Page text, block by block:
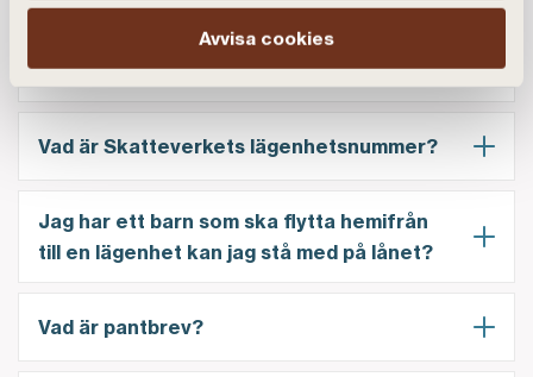
Avvisa cookies
Vad är en äkta bostadsrättsförening?
Vad är Skatteverkets lägenhetsnummer?
Jag har ett barn som ska flytta hemifrån
till en lägenhet kan jag stå med på lånet?
Vad är pantbrev?